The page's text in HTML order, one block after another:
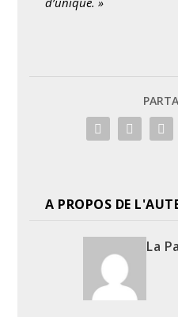
A PROPOS DE
La